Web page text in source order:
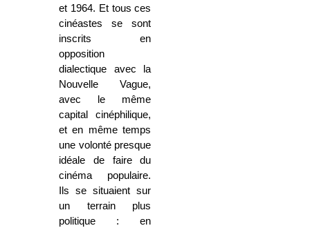
et 1964. Et tous ces
cinéastes se sont
inscrits en
opposition
dialectique avec la
Nouvelle Vague,
avec le même
capital cinéphilique,
et en même temps
une volonté presque
idéale de faire du
cinéma populaire.
Ils se situaient sur
un terrain plus
politique : en